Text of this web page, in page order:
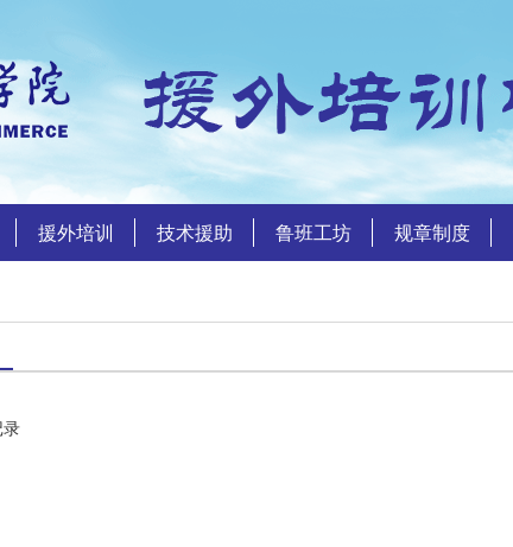
援外培训 技术援助 鲁班工坊 规章制度